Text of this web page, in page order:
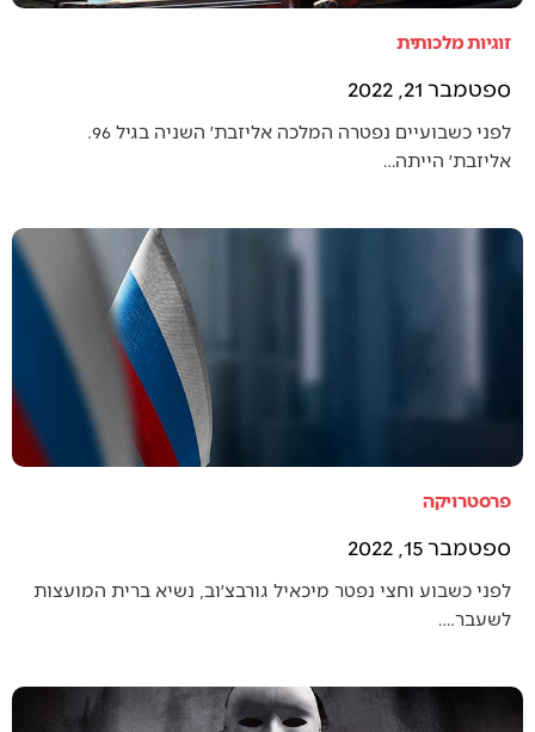
זוגיות מלכותית
ספטמבר 21, 2022
לפני כשבועיים נפטרה המלכה אליזבת׳ השניה בגיל 96.
אליזבת׳ הייתה…
פרסטרויקה
ספטמבר 15, 2022
לפני כשבוע וחצי נפטר מיכאיל גורבצ׳וב, נשיא ברית המועצות
לשעבר.…